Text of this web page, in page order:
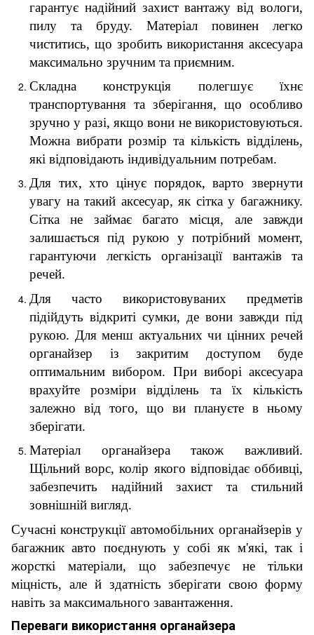
гарантує надійний захист вантажу від вологи,
пилу та бруду. Матеріал повинен легко
чиститись, що зробить використання аксесуара
максимально зручним та приємним.
Складна конструкція полегшує їхнє
транспортування та зберігання, що особливо
зручно у разі, якщо вони не використовуються.
Можна вибрати розмір та кількість відділень,
які відповідають індивідуальним потребам.
Для тих, хто цінує порядок, варто звернути
увагу на такий аксесуар, як сітка у багажнику.
Сітка не займає багато місця, але завжди
залишається під рукою у потрібний момент,
гарантуючи легкість організації вантажів та
речей.
Для часто використовуваних предметів
підійдуть відкриті сумки, де вони завжди під
рукою. Для менш актуальних чи цінних речей
органайзер із закритим доступом буде
оптимальним вибором. При виборі аксесуара
врахуйте розміри відділень та їх кількість
залежно від того, що ви плануєте в ньому
зберігати.
Матеріал органайзера також важливий.
Щільний ворс, колір якого відповідає оббивці,
забезпечить надійний захист та стильний
зовнішній вигляд.
Сучасні конструкції автомобільних органайзерів у
багажник авто поєднують у собі як м'які, так і
жорсткі матеріали, що забезпечує не тільки
міцність, але й здатність зберігати свою форму
навіть за максимального завантаження.
Переваги використання органайзера